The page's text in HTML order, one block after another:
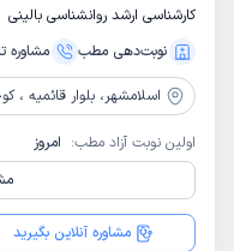
کارشناسی ارشد روانشناسی بالینی
نوبت‌دهی مطب
مشاوره‌
اسلامشهر، بلوار قائمیه ، کوچه 18 ، پلاک 8 ، کلینیک
اولین نوبت آزاد مطب: امروز
مشاوره آنلاین بگیرید